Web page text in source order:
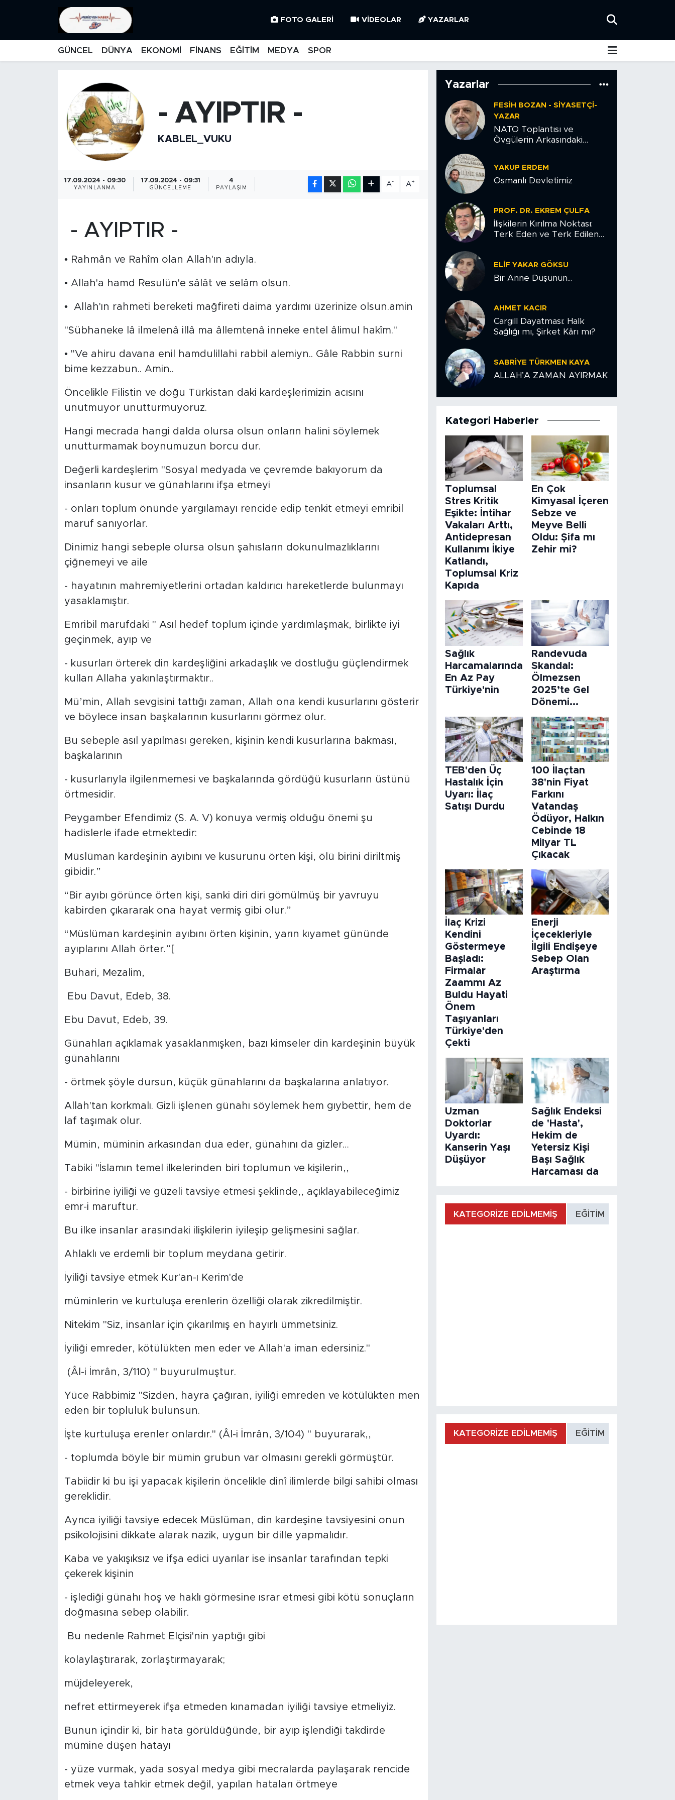
FOTO GALERI VIDEOLAR YAZARLAR
GÜNCEL DÜNYA EKONOMİ FİNANS EĞİTİM MEDYA SPOR
- AYIPTIR -
KABLEL_VUKU
17.09.2024 - 09:30
YAYINLANMA
17.09.2024 - 09:31
GÜNCELLEME
4
PAYLAŞIM
A- A+
- AYIPTIR -
• Rahmân ve Rahîm olan Allah'ın adıyla.
• Allah'a hamd Resulün'e sâlât ve selâm olsun.
• Allah'ın rahmeti bereketi mağfireti daima yardımı üzerinize olsun.amin
"Sübhaneke lâ ilmelenâ illâ ma âllemtenâ inneke entel âlimul hakîm."
• "Ve ahiru davana enil hamdulillahi rabbil alemiyn.. Gâle Rabbin surni
bime kezzabun.. Amin..
Öncelikle Filistin ve doğu Türkistan daki kardeşlerimizin acısını
unutmuyor unutturmuyoruz.
Hangi mecrada hangi dalda olursa olsun onların halini söylemek
unutturmamak boynumuzun borcu dur.
Değerli kardeşlerim "Sosyal medyada ve çevremde bakıyorum da
insanların kusur ve günahlarını ifşa etmeyi
- onları toplum önünde yargılamayı rencide edip tenkit etmeyi emribil
maruf sanıyorlar.
Dinimiz hangi sebeple olursa olsun şahısların dokunulmazlıklarını
çiğnemeyi ve aile
- hayatının mahremiyetlerini ortadan kaldırıcı hareketlerde bulunmayı
yasaklamıştır.
Emribil marufdaki " Asıl hedef toplum içinde yardımlaşmak, birlikte iyi
geçinmek, ayıp ve
- kusurları örterek din kardeşliğini arkadaşlık ve dostluğu güçlendirmek
kulları Allaha yakınlaştırmaktır..
Mü’min, Allah sevgisini tattığı zaman, Allah ona kendi kusurlarını gösterir
ve böylece insan başkalarının kusurlarını görmez olur.
Bu sebeple asıl yapılması gereken, kişinin kendi kusurlarına bakması,
başkalarının
- kusurlarıyla ilgilenmemesi ve başkalarında gördüğü kusurların üstünü
örtmesidir.
Peygamber Efendimiz (S. A. V) konuya vermiş olduğu önemi şu
hadislerle ifade etmektedir:
Müslüman kardeşinin ayıbını ve kusurunu örten kişi, ölü birini diriltmiş
gibidir.”
“Bir ayıbı görünce örten kişi, sanki diri diri gömülmüş bir yavruyu
kabirden çıkararak ona hayat vermiş gibi olur.”
“Müslüman kardeşinin ayıbını örten kişinin, yarın kıyamet gününde
ayıplarını Allah örter.”[
Buhari, Mezalim,
Ebu Davut, Edeb, 38.
Ebu Davut, Edeb, 39.
Günahları açıklamak yasaklanmışken, bazı kimseler din kardeşinin büyük
günahlarını
- örtmek şöyle dursun, küçük günahlarını da başkalarına anlatıyor.
Allah'tan korkmalı. Gizli işlenen günahı söylemek hem gıybettir, hem de
laf taşımak olur.
Mümin, müminin arkasından dua eder, günahını da gizler…
Tabiki "İslamın temel ilkelerinden biri toplumun ve kişilerin,,
- birbirine iyiliği ve güzeli tavsiye etmesi şeklinde,, açıklayabileceğimiz
emr-i maruftur.
Bu ilke insanlar arasındaki ilişkilerin iyileşip gelişmesini sağlar.
Ahlaklı ve erdemli bir toplum meydana getirir.
İyiliği tavsiye etmek Kur'an-ı Kerim'de
müminlerin ve kurtuluşa erenlerin özelliği olarak zikredilmiştir.
Nitekim "Siz, insanlar için çıkarılmış en hayırlı ümmetsiniz.
İyiliği emreder, kötülükten men eder ve Allah'a iman edersiniz."
(Âl-i İmrân, 3/110) " buyurulmuştur.
Yüce Rabbimiz "Sizden, hayra çağıran, iyiliği emreden ve kötülükten men
eden bir topluluk bulunsun.
İşte kurtuluşa erenler onlardır." (Âl-i İmrân, 3/104) " buyurarak,,
- toplumda böyle bir mümin grubun var olmasını gerekli görmüştür.
Tabiidir ki bu işi yapacak kişilerin öncelikle dinî ilimlerde bilgi sahibi olması
gereklidir.
Ayrıca iyiliği tavsiye edecek Müslüman, din kardeşine tavsiyesini onun
psikolojisini dikkate alarak nazik, uygun bir dille yapmalıdır.
Kaba ve yakışıksız ve ifşa edici uyarılar ise insanlar tarafından tepki
çekerek kişinin
- işlediği günahı hoş ve haklı görmesine ısrar etmesi gibi kötü sonuçların
doğmasına sebep olabilir.
Bu nedenle Rahmet Elçisi'nin yaptığı gibi
kolaylaştırarak, zorlaştırmayarak;
müjdeleyerek,
nefret ettirmeyerek ifşa etmeden kınamadan iyiliği tavsiye etmeliyiz.
Bunun içindir ki, bir hata görüldüğünde, bir ayıp işlendiği takdirde
mümine düşen hatayı
- yüze vurmak, yada sosyal medya gibi mecralarda paylaşarak rencide
etmek veya tahkir etmek değil, yapılan hataları örtmeye
Yazarlar
FESIH BOZAN - SIYASETÇI-
YAZAR
NATO Toplantısı ve
Övgülerin Arkasındaki
YAKUP ERDEM
Osmanlı Devletimiz
PROF. DR. EKREM ÇULFA
İlişkilerin Kırılma Noktası:
Terk Eden ve Terk Edilen
ELIF YAKAR GÖKSU
Bir Anne Düşünün...
AHMET KACIR
Cargill Dayatması: Halk
Sağlığı mı, Şirket Kârı mı?
SABRIYE TÜRKMEN KAYA
ALLAH’A ZAMAN AYIRMAK
Kategori Haberler
Toplumsal
Stres Kritik
Eşikte: İntihar
Vakaları Arttı,
Antidepresan
Kullanımı İkiye
Katlandı,
Toplumsal Kriz
Kapıda
En Çok
Kimyasal İçeren
Sebze ve
Meyve Belli
Oldu: Şifa mı
Zehir mi?
Sağlık
Harcamalarında
En Az Pay
Türkiye'nin
Randevuda
Skandal:
Ölmezsen
2025’te Gel
Dönemi...
TEB'den Üç
Hastalık İçin
Uyarı: İlaç
Satışı Durdu
100 İlaçtan
38'nin Fiyat
Farkını
Vatandaş
Ödüyor, Halkın
Cebinde 18
Milyar TL
Çıkacak
İlaç Krizi
Kendini
Göstermeye
Başladı:
Firmalar
Zaammı Az
Buldu Hayati
Önem
Taşıyanları
Türkiye'den
Çekti
Enerji
İçecekleriyle
İlgili Endişeye
Sebep Olan
Araştırma
Uzman
Doktorlar
Uyardı:
Kanserin Yaşı
Düşüyor
Sağlık Endeksi
de 'Hasta',
Hekim de
Yetersiz Kişi
Başı Sağlık
Harcaması da
KATEGORİZE EDİLMEMİŞ EĞİTİM
KATEGORİZE EDİLMEMİŞ EĞİTİM
EĞİTİM
YAZARLAR
EKONOMİ
TARİHTEN GÜNÜMÜZE
MEDYA KÖŞESİ
FOTO GALERİ
ALINTI YAZARLAR
SOSYAL MEDYA
Hava Durumu
İstanbul Namaz Vakitleri
Trafik Durumu
Süper Lig Puan Durumu ve Fikstür
Son Dakika Haberleri